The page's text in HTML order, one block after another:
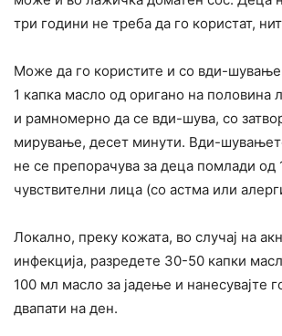
три години не треба да го користат,
Може да го користите и со вди-
1 капка масло од оригано на половина
и рамномерно да се вди-шува, со
мирување, десет минути. Вди-
не се препорачува за деца помлади од
чувствителни лица (со астма или
Локално, преку кожата, во случај на
инфекција, разредете 30-50 капки
100 мл масло за јадење и нанесувајте
двапати на ден.